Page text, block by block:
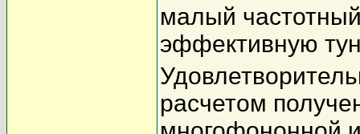
малый
эффективную
расчетом